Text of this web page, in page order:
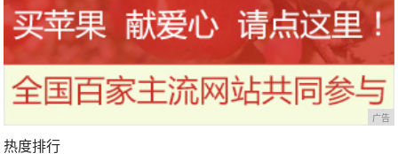
广告
热度排行